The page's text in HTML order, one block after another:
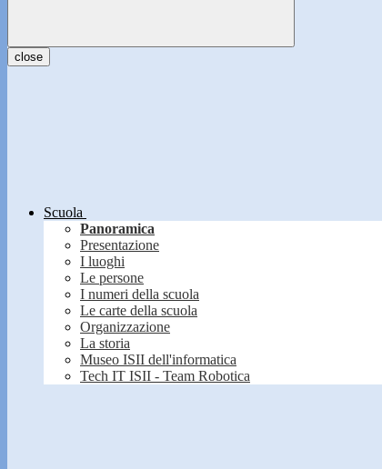
close
Scuola
Panoramica
Presentazione
I luoghi
Le persone
I numeri della scuola
Le carte della scuola
Organizzazione
La storia
Museo ISII dell'informatica
Tech IT ISII - Team Robotica